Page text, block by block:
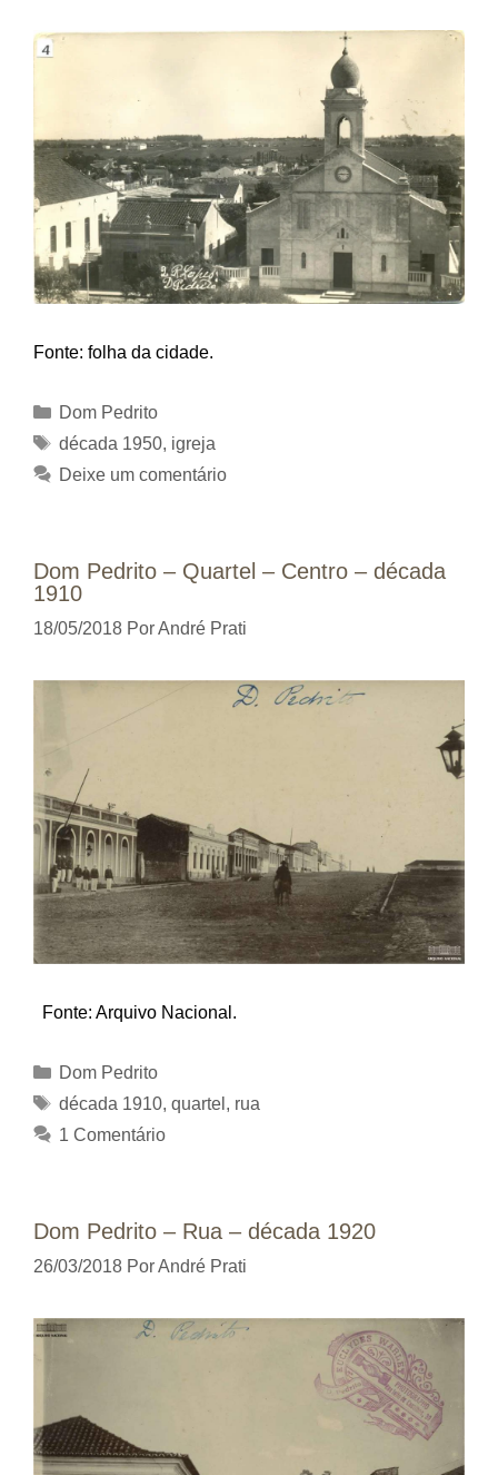
Fonte: folha da cidade.
Categorias
Dom Pedrito
Tags
década 1950, igreja
Deixe um comentário
Dom Pedrito – Quartel – Centro – década
1910
18/05/2018 PorAndré Prati
Fonte: Arquivo Nacional.
Categorias
Dom Pedrito
Tags
década 1910, quartel , rua
1 Comentário
Dom Pedrito – Rua – década 1920
26/03/2018 PorAndré Prati